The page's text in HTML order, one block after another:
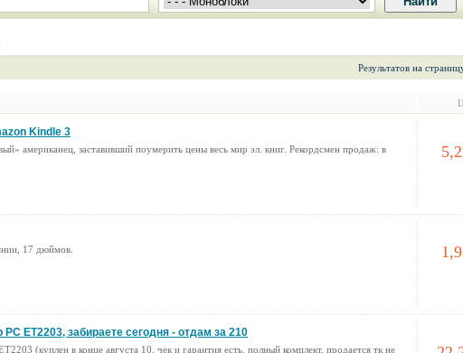
Результатов на
Kindle 3
американец, заставивший поумерить цены весь мир эл. книг. Рекордсмен продаж: в
17 дюймов.
ET2203, забираете сегодня - отдам за 210
(куплен в конце августа 10, чек и гарантия есть, полный комплект, продается тк не